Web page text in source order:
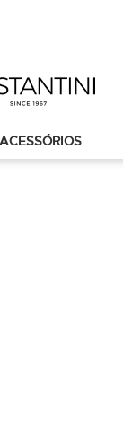
ACESSÓRIOS